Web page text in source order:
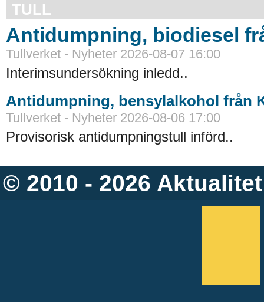
TULL
Antidumpning, biodiesel
Tullverket - Nyheter 2026-08-07 16:00
Interimsundersökning inledd..
Antidumpning, bensylalkohol från
Tullverket - Nyheter 2026-08-06 17:00
Provisorisk antidumpningstull införd..
© 2010 - 2026 Aktualitet